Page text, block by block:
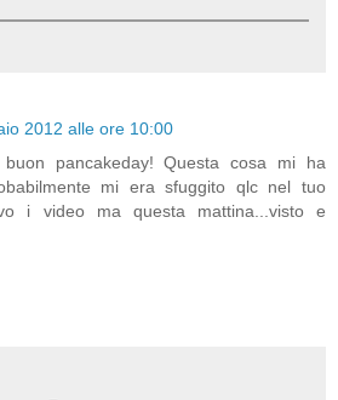
2012 alle ore 10:00
pancakeday! Questa cosa mi ha
mi era sfuggito qlc nel tuo
i video ma questa mattina...visto e